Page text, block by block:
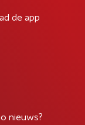
de app
nieuws?